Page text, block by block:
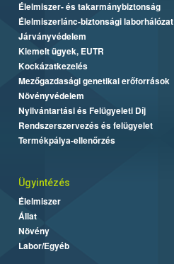
Élelmiszer- és takarmánybiztonság
Élelmiszerlánc-biztonsági laborhálózat
Járványvédelem
Kiemelt ügyek, EUTR
Kockázatkezelés
Mezőgazdasági genetikai erőforrások
Növényvédelem
Nyilvántartási és Felügyeleti Díj
Rendszerszervezés és felügyelet
Termékpálya-ellenőrzés
Ügyintézés
Élelmiszer
Állat
Növény
Labor/Egyéb